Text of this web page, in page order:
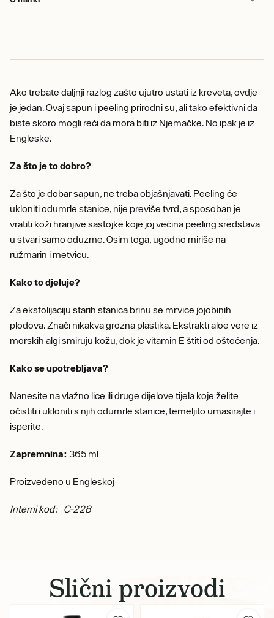
Ako trebate daljnji razlog zašto ujutro ustati iz kreveta, ovdje
je jedan. Ovaj sapun i peeling prirodni su, ali tako efektivni da
biste skoro mogli reći da mora biti iz Njemačke. No ipak je iz
Engleske.
Za što je to dobro?
Za što je dobar sapun, ne treba objašnjavati. Peeling će
ukloniti odumrle stanice, nije previše tvrd, a sposoban je
vratiti koži hranjive sastojke koje joj većina peeling sredstava
u stvari samo oduzme. Osim toga, ugodno miriše na
ružmarin i metvicu.
Kako to djeluje?
Za eksfolijaciju starih stanica brinu se mrvice jojobinih
plodova. Znači nikakva grozna plastika. Ekstrakti aloe vere iz
morskih algi smiruju kožu, dok je vitamin E štiti od oštećenja.
Kako se upotrebljava?
Nanesite na vlažno lice ili druge dijelove tijela koje želite
očistiti i ukloniti s njih odumrle stanice, temeljito umasirajte i
isperite.
Zapremnina: 365 ml
Proizvedeno u Engleskoj
Interni kod: C-228
Slični proizvodi